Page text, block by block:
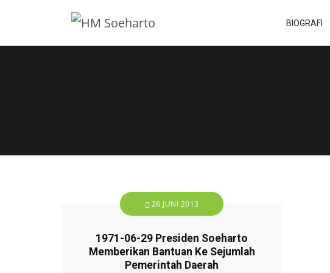
BIOGRAFI
26 JUNI 2013
1971-06-29 Presiden Soeharto
Memberikan Bantuan Ke Sejumlah
Pemerintah Daerah